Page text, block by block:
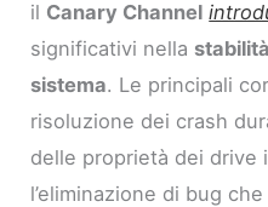
il Canary Channel
significativi nella
sistema. Le principali
risoluzione dei crash
delle proprietà dei drive
l’eliminazione di bug